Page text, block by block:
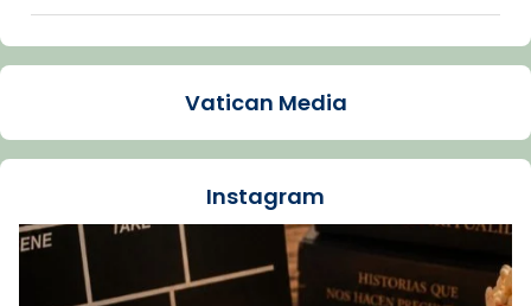
Arquebisbat de Barcelona
La Carmina va patir depressió. Fa gairebé
dos mesos, a l'Estadi Lluís Companys, la
Recupera l'entrevista comp
Vatican
tican News 👇
Vatican Media
Instagram